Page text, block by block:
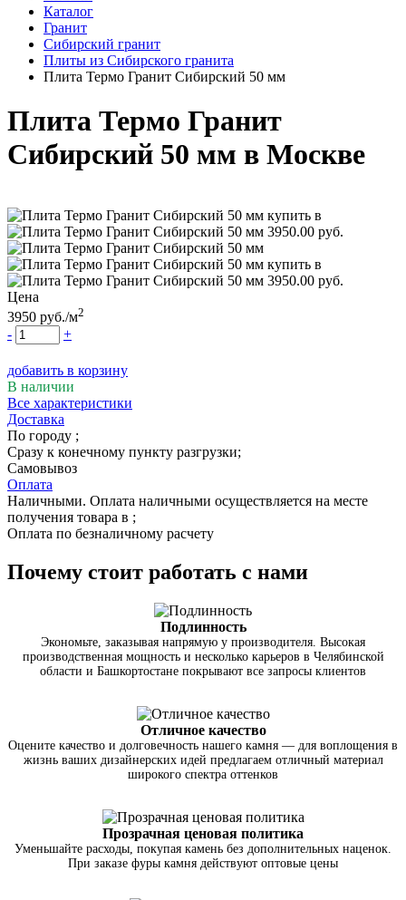
Каталог
Гранит
Сибирский гранит
Плиты из Сибирского гранита
Плита Термо Гранит Сибирский 50 мм
Плита Термо Гранит
Сибирский 50 мм в Москве
Цена
3950 руб./м2
- +
добавить в корзину
В наличии
Все характеристики
Доставка
По городу ;
Сразу к конечному пункту разгрузки;
Самовывоз
Оплата
Наличными. Оплата наличными осуществляется на месте
получения товара в ;
Оплата по безналичному расчету
Почему стоит работать с нами
Подлинность
Экономьте, заказывая напрямую у производителя. Высокая
производственная мощность и несколько карьеров в Челябинской
области и Башкортостане покрывают все запросы клиентов
Отличное качество
Оцените качество и долговечность нашего камня — для воплощения в
жизнь ваших дизайнерских идей предлагаем отличный материал
широкого спектра оттенков
Прозрачная ценовая политика
Уменьшайте расходы, покупая камень без дополнительных наценок.
При заказе фуры камня действуют оптовые цены